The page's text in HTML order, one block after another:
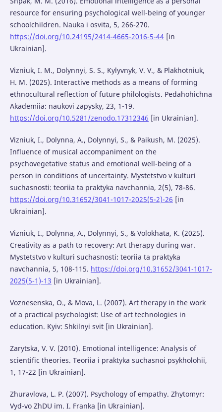
resource for ensuring psychological well-being of younger
schoolchildren. Nauka i osvita, 5, 266-270.
https://doi.org/10.24195/2414-4665-2016-5-44[in
Ukrainian].
Vizniuk, I. M., Dolynnyi, S. S., Kylyvnyk, V. V., & Plakhotniuk,
H. M. (2025). Interactive methods as a means of forming
ethnocultural reflection of future philologists. Pedahohichna
Akademiia: naukovi zapysky, 23, 1-19.
https://doi.org/10.5281/zenodo.17312346 [in Ukrainian].
Vizniuk, I., Dolynna, A., Dolynnyi, S., & Paikush, M. (2025).
Influence of musical accompaniment on the
psychovegetative status and emotional well-being of a
person in conditions of uncertainty. Mystetstvo v kulturi
suchasnosti: teoriia ta praktyka navchannia, 2(5), 78-86.
https://doi.org/10.31652/3041-1017-2025(5-2)-26 [in
Ukrainian].
Vizniuk, I., Dolynna, A., Dolynnyi, S., & Volokhata, K. (2025).
Creativity as a path to recovery: Art therapy during war.
Mystetstvo v kulturi suchasnosti: teoriia ta praktyka
navchannia, 5, 108-115. https://doi.org/10.31652/3041-1017-
2025(5-1)-13 [in Ukrainian].
Voznesenska, O., & Mova, L. (2007). Art therapy in the work
of a practical psychologist: Use of art technologies in
education. Kyiv: Shkilnyi svit [in Ukrainian].
Zarytska, V. V. (2010). Emotional intelligence: Analysis of
scientific theories. Teoriia i praktyka suchasnoi psykholohii,
1, 17-22 [in Ukrainian].
Zhuravlova, L. P. (2007). Psychology of empathy. Zhytomyr:
Vyd-vo ZhDU im. I. Franka [in Ukrainian].